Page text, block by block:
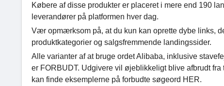
Købere af disse produkter er placeret i mere end 190
leverandører på platformen hver dag.
Vær opmærksom på, at du kun kan oprette dybe links,
produktkategorier og salgsfremmende landingssider.
Alle varianter af at bruge ordet Alibaba, inklusive
er FORBUDT. Udgivere vil øjeblikkeligt blive afbrudt
kan finde eksemplerne på forbudte søgeord HER.